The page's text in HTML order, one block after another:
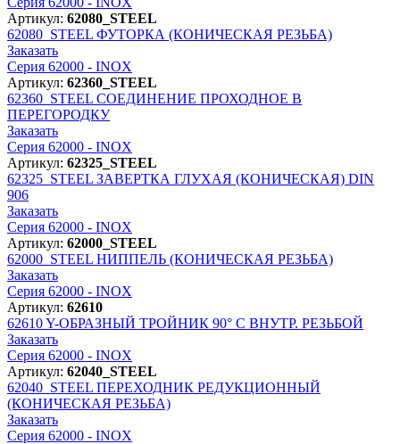
Артикул: 62080_STEEL
62080_STEEL ФУТОРКА (КОНИЧЕСКАЯ РЕЗЬБА)
Заказать
Серия 62000 - INOX
Артикул: 62360_STEEL
62360_STEEL СОЕДИНЕНИЕ ПРОХОДНОЕ В
ПЕРЕГОРОДКУ
Заказать
Серия 62000 - INOX
Артикул: 62325_STEEL
62325_STEEL ЗАВЕРТКА ГЛУХАЯ (КОНИЧЕСКАЯ) DIN
906
Заказать
Серия 62000 - INOX
Артикул: 62000_STEEL
62000_STEEL НИППЕЛЬ (КОНИЧЕСКАЯ РЕЗЬБА)
Заказать
Серия 62000 - INOX
Артикул: 62610
62610Y-ОБРАЗНЫЙ ТРОЙНИК 90° С ВНУТР. РЕЗЬБОЙ
Заказать
Серия 62000 - INOX
Артикул: 62040_STEEL
62040_STEEL ПЕРЕХОДНИК РЕДУКЦИОННЫЙ
(КОНИЧЕСКАЯ РЕЗЬБА)
Заказать
Серия 62000 - INOX